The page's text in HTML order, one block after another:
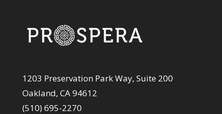
1203 Preservation Park Way, Suite 200
Oakland, CA 94612
(510) 695-2270